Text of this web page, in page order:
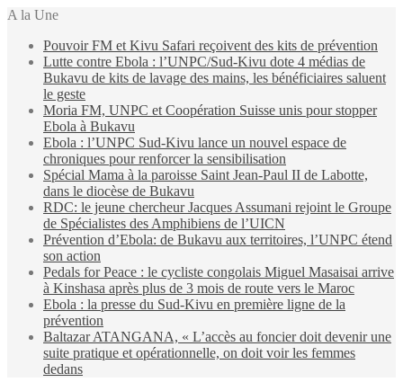
A la Une
Pouvoir FM et Kivu Safari reçoivent des kits de prévention
Lutte contre Ebola : l’UNPC/Sud-Kivu dote 4 médias de
Bukavu de kits de lavage des mains, les bénéficiaires saluent
le geste
Moria FM, UNPC et Coopération Suisse unis pour stopper
Ebola à Bukavu
Ebola : l’UNPC Sud-Kivu lance un nouvel espace de
chroniques pour renforcer la sensibilisation
Spécial Mama à la paroisse Saint Jean-Paul II de Labotte,
dans le diocèse de Bukavu
RDC: le jeune chercheur Jacques Assumani rejoint le Groupe
de Spécialistes des Amphibiens de l’UICN
Prévention d’Ebola: de Bukavu aux territoires, l’UNPC étend
son action
Pedals for Peace : le cycliste congolais Miguel Masaisai arrive
à Kinshasa après plus de 3 mois de route vers le Maroc
Ebola : la presse du Sud-Kivu en première ligne de la
prévention
Baltazar ATANGANA, « L’accès au foncier doit devenir une
suite pratique et opérationnelle, on doit voir les femmes
dedans